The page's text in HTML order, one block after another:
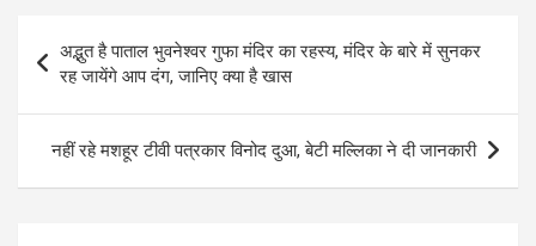
navigation
अद्भुत है पाताल भुवनेश्वर गुफा मंदिर का रहस्य, मंदिर के बारे में सुनकर
रह जायेंगे आप दंग, जानिए क्या है खास
नहीं रहे मशहूर टीवी पत्रकार विनोद दुआ, बेटी मल्लिका ने दी जानकारी